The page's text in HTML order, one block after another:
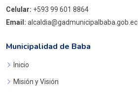
Celular: +593 99 601 8864
Email: alcaldia@gadmunicipalbaba.gob.ec
Municipalidad de Baba
Inicio
Misión y Visión